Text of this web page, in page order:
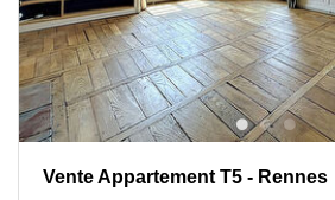
Vente Appartement T5 - Rennes